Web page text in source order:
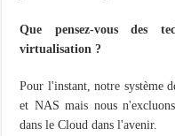
Que pensez-vous des
virtualisation ?
Pour l'instant, notre système
et NAS mais nous
dans le Cloud dans l'avenir.